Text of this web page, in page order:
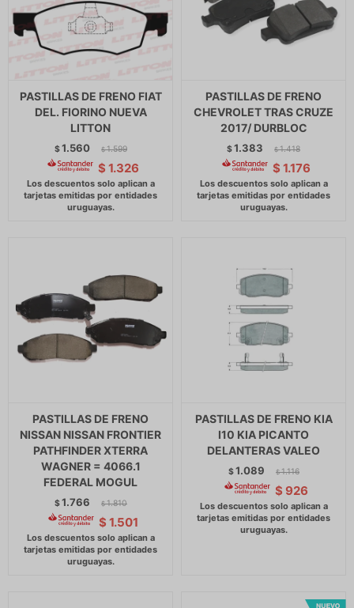
PASTILLAS DE FRENO FIAT
DEL. FIORINO NUEVA
LITTON
$1.560 $ 1.599
$ 1.326
PASTILLAS DE FRENO
CHEVROLET TRAS CRUZE
2017/ DURBLOC
$1.383 $ 1.418
$ 1.176
PASTILLAS DE FRENO
NISSAN NISSAN FRONTIER
PATHFINDER XTERRA
WAGNER = 4066.1
FEDERAL MOGUL
$1.766 $ 1.810
$ 1.501
PASTILLAS DE FRENO KIA
I10 KIA PICANTO
DELANTERAS VALEO
$1.089 $ 1.116
$ 926